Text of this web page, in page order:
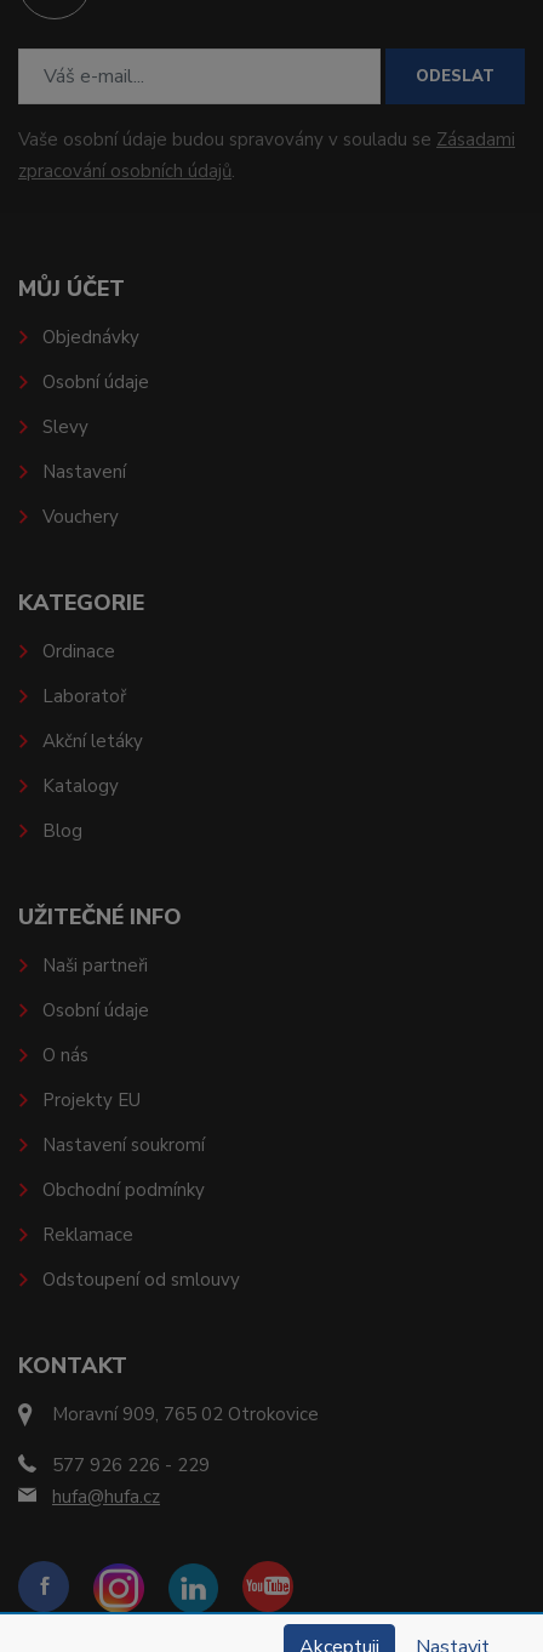
ODESLAT
Vaše osobní údaje budou spravovány v souladu se Zásadami
zpracování osobních údajů.
KONTAKT
Moravní 909, 765 02 Otrokovice
577 926 226 - 229
hufa@hufa.cz
MŮJ ÚČET
Objednávky
Osobní údaje
Slevy
Nastavení
Vouchery
KATEGORIE
Ordinace
Laboratoř
Akční letáky
Katalogy
Blog
UŽITEČNÉ INFO
Naši partneři
Osobní údaje
O nás
Projekty EU
Nastavení soukromí
Obchodní podmínky
Reklamace
Odstoupení od smlouvy